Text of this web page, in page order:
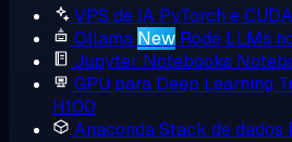
VPS de IA PyTorch e
Ollama New Rode LLMs
Jupyter Notebooks
GPU para Deep Learning
H100
AnacondaStack de dados